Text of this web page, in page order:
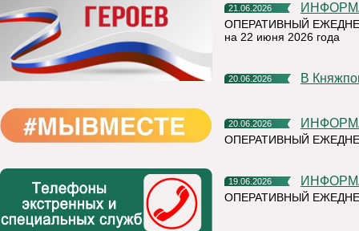
21.06.2026
ОПЕРАТИВНЫЙ
на 22 июня 2026 года
20.06.2026 В
20.06.2026
ОПЕРАТИВНЫЙ
19.06.2026
ОПЕРАТИВНЫЙ